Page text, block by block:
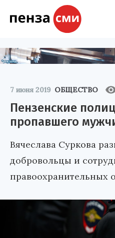
7 июня 2019 ОБЩЕСТВО
Пензенские
пропавшего
Вячеслава Суркова
добровольцы и
правоохранительных